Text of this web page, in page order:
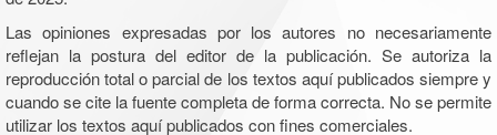
Las opiniones expresadas por los autores no necesariamente
reflejan la postura del editor de la publicación. Se autoriza la
reproducción total o parcial de los textos aquí publicados siempre y
cuando se cite la fuente completa de forma correcta. No se permite
utilizar los textos aquí publicados con fines comerciales.